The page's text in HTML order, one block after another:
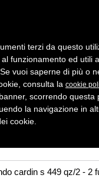
Selezione
CODE > CARDIN
cardin s 449 qz/2 - 2
terzi da questo
funzionamento ed utili
vuoi saperne di più o
consulta la cookie
scorrendo questa
la navigazione in
cookie.